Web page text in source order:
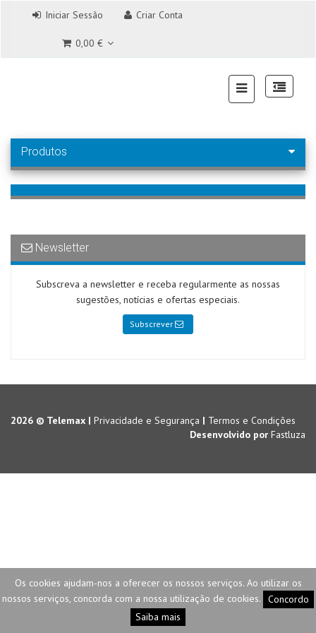
Os cookies ajudam-nos a oferecer os nossos serviços. Ao utilizar os
nossos serviços, concorda com a nossa utilização de cookies.
Concordo
Saiba mais
Iniciar Sessão Criar Conta
0,00 €
Produtos
Newsletter
Subscreva a newsletter e receba regularmente as nossas
sugestões, notícias e ofertas especiais.
Subscrever
2026 © Telemax | Privacidade e Segurança | Termos e Condições
Desenvolvido por Fastluza